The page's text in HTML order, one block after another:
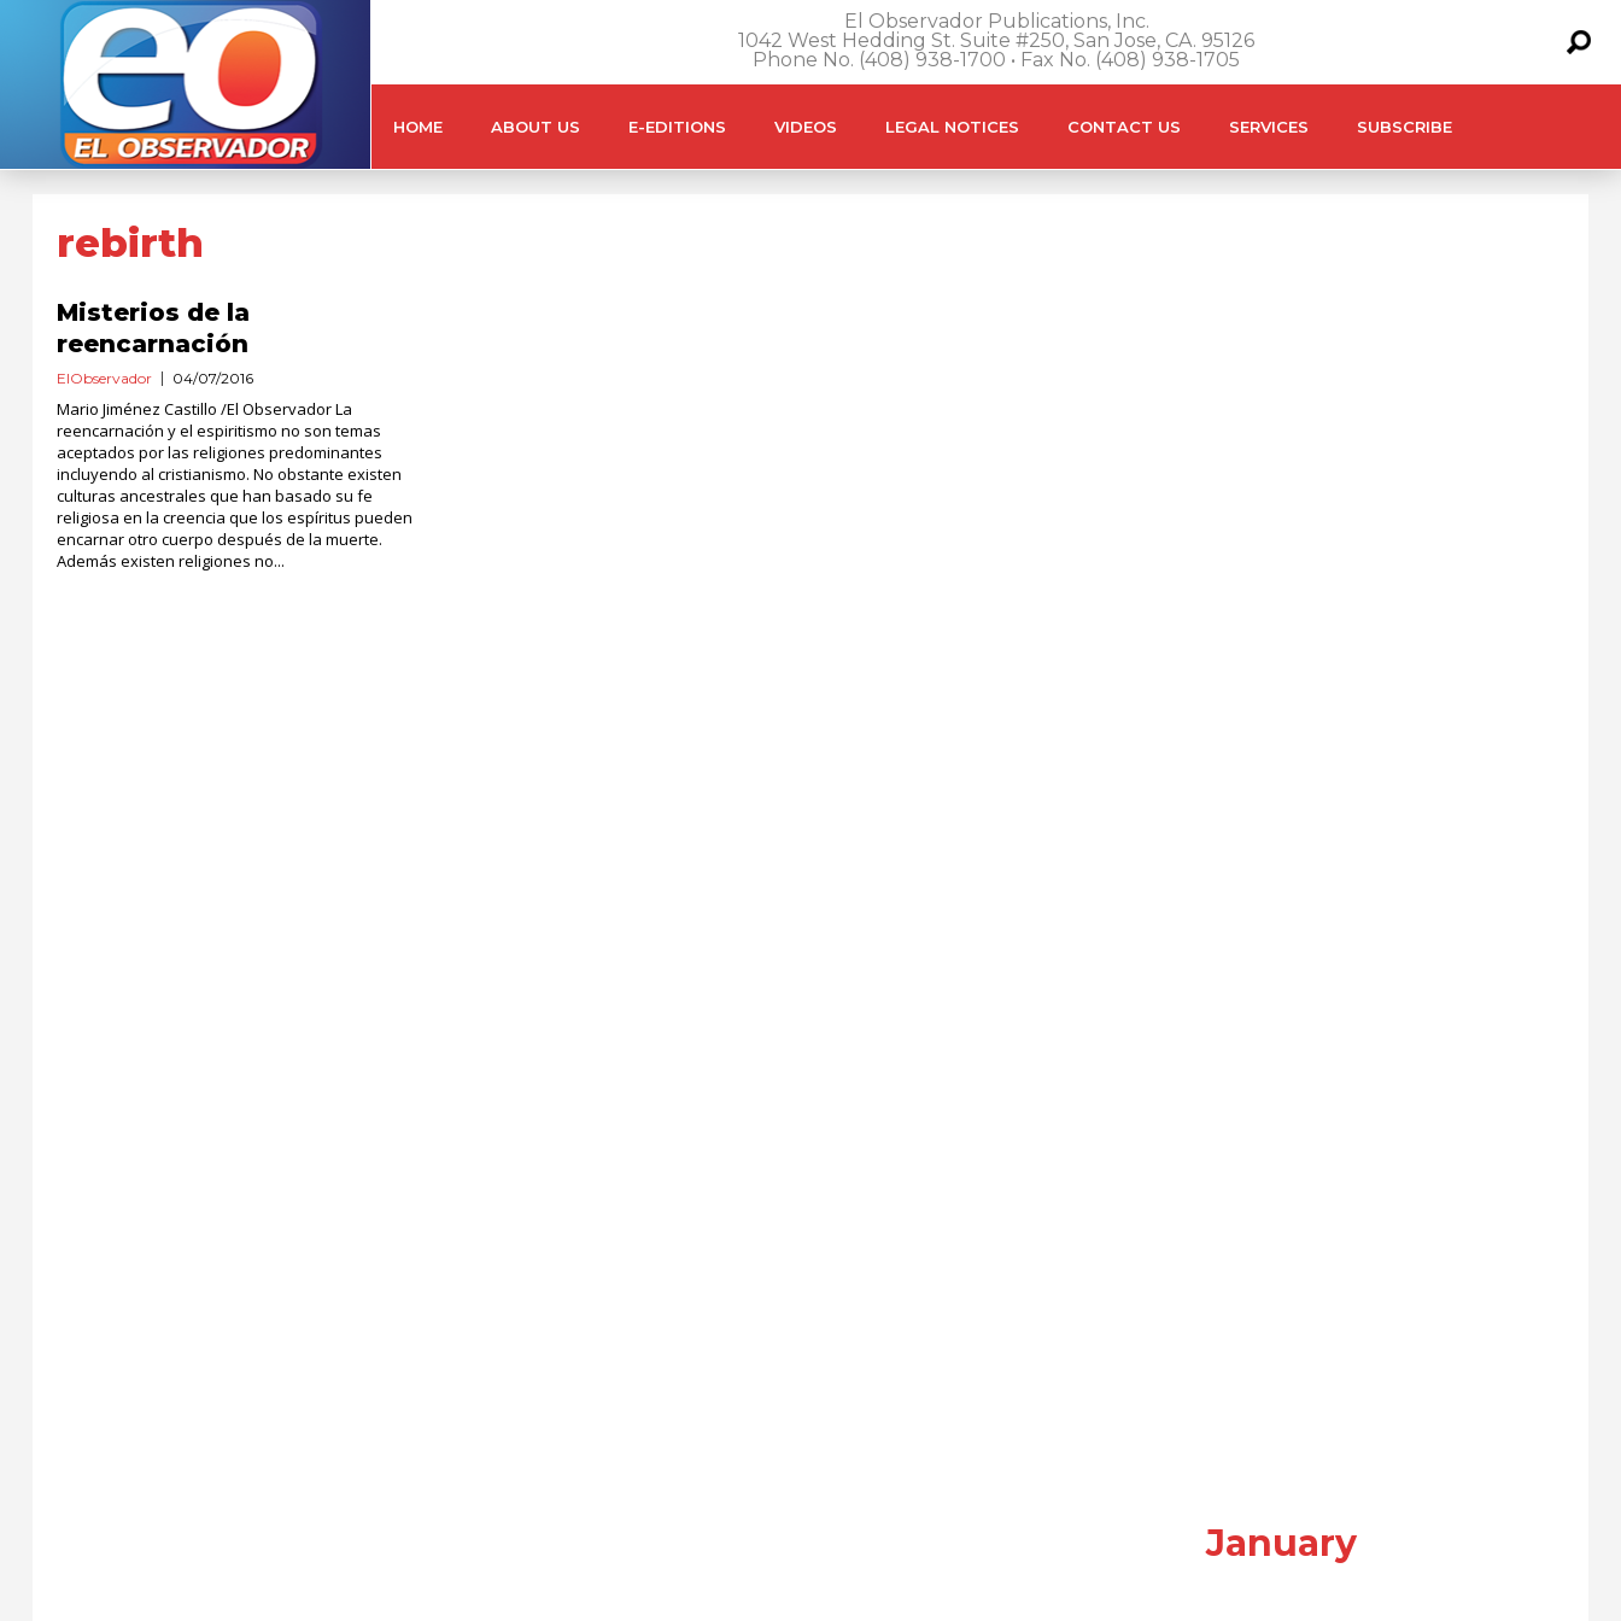
El Observador Publications, Inc.
1042 West Hedding St. Suite #250, San Jose, CA. 95126
Phone No. (408) 938-1700 • Fax No. (408) 938-1705
HOME ABOUT US E-EDITIONS VIDEOS LEGAL NOTICES CONTACT US SERVICES SUBSCRIBE
rebirth
Misterios de la
reencarnación
ElObservador 04/07/2016
Mario Jiménez Castillo /El Observador La
reencarnación y el espiritismo no son temas
aceptados por las religiones predominantes
incluyendo al cristianismo. No obstante existen
culturas ancestrales que han basado su fe
religiosa en la creencia que los espíritus pueden
encarnar otro cuerpo después de la muerte.
Además existen religiones no...
January